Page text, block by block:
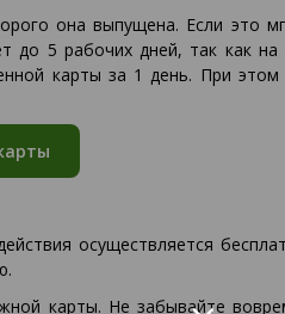
она выпущена. Если это
до 5 рабочих дней, так как
карты за 1 день. При
осуществляется
карты. Не забывайте